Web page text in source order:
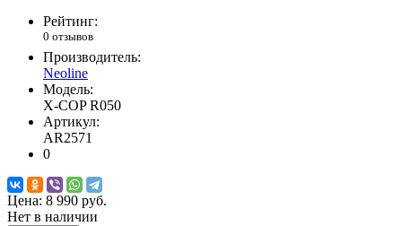
Рейтинг:
0 отзывов
Производитель:
Neoline
Модель:
X-COP R050
Артикул:
AR2571
0
Цена: 8 990 руб.
Нет в наличии